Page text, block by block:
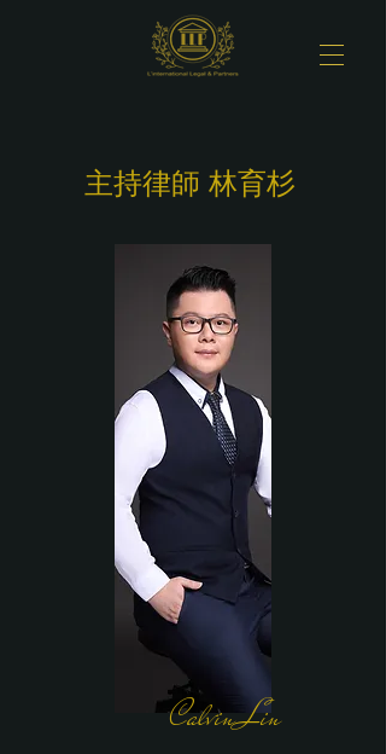
Calvin Lin
​主持律師 林育杉